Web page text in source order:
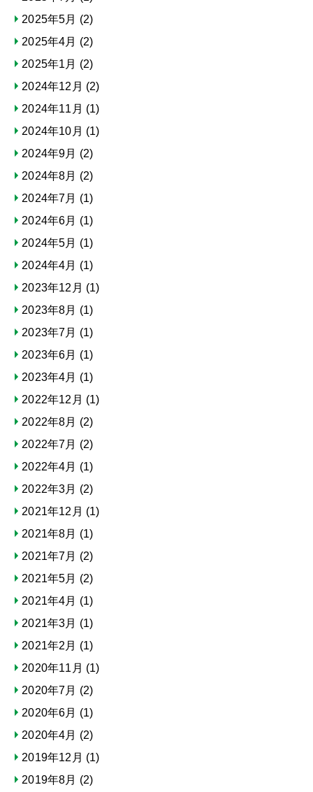
2025年5月 (2)
2025年4月 (2)
2025年1月 (2)
2024年12月 (2)
2024年11月 (1)
2024年10月 (1)
2024年9月 (2)
2024年8月 (2)
2024年7月 (1)
2024年6月 (1)
2024年5月 (1)
2024年4月 (1)
2023年12月 (1)
2023年8月 (1)
2023年7月 (1)
2023年6月 (1)
2023年4月 (1)
2022年12月 (1)
2022年8月 (2)
2022年7月 (2)
2022年4月 (1)
2022年3月 (2)
2021年12月 (1)
2021年8月 (1)
2021年7月 (2)
2021年5月 (2)
2021年4月 (1)
2021年3月 (1)
2021年2月 (1)
2020年11月 (1)
2020年7月 (2)
2020年6月 (1)
2020年4月 (2)
2019年12月 (1)
2019年8月 (2)